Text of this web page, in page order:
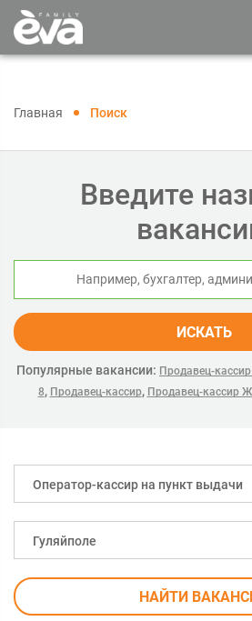
Главная Поиск
Введите
ИСКАТЬ
Популярные вакансии: Продавец-
8, Продавец-кассир, Продавец-кассир
Оператор-кассир на пункт выдачи
Гуляйполе
НАЙТИ